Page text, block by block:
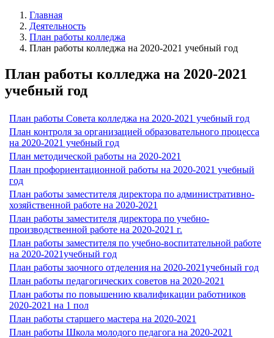
Главная
Деятельность
План работы колледжа
План работы колледжа на 2020-2021 учебный год
План работы колледжа на 2020-2021
учебный год
План работы Совета колледжа на 2020-2021 учебный год
План контроля за организацией образовательного процесса
на 2020-2021 учебный год
План методической работы на 2020-2021
План профориентационной работы на 2020-2021 учебный
год
План работы заместителя директора по административно-
хозяйственной работе на 2020-2021
План работы заместителя директора по учебно-
производственной работе на 2020-2021 г.
План работы заместителя по учебно-воспитательной работе
на 2020-2021учебный год
План работы заочного отделения на 2020-2021учебный год
План работы педагогических советов на 2020-2021
План работы по повышению квалификации работников
2020-2021 на 1 пол
План работы старшего мастера на 2020-2021
План работы Школа молодого педагога на 2020-2021